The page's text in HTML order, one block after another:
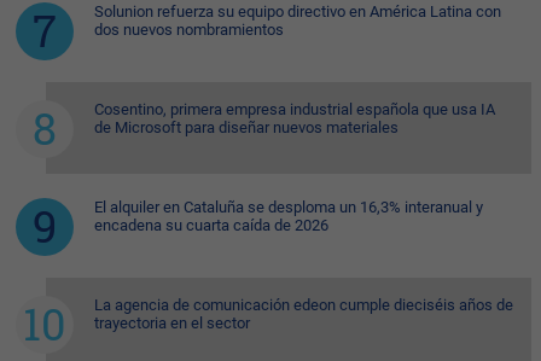
Solunion refuerza su equipo directivo en América Latina con
dos nuevos nombramientos
Cosentino, primera empresa industrial española que usa IA
de Microsoft para diseñar nuevos materiales
El alquiler en Cataluña se desploma un 16,3% interanual y
encadena su cuarta caída de 2026
La agencia de comunicación edeon cumple dieciséis años de
trayectoria en el sector